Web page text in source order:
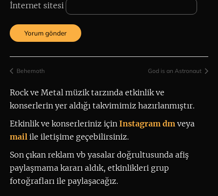
İnternet sitesi
Behemoth God is an Astronaut
Rock ve Metal müzik tarzında etkinlik ve
konserlerin yer aldığı takvimimiz hazırlanmıştır.
Etkinlik ve konserleriniz için Instagram dm
mail ile iletişime geçebilirsiniz.
Son çıkan reklam vb yasalar doğrultusunda afiş
paylaşmama kararı aldık, etkinlikleri grup
fotoğrafları ile paylaşacağız.